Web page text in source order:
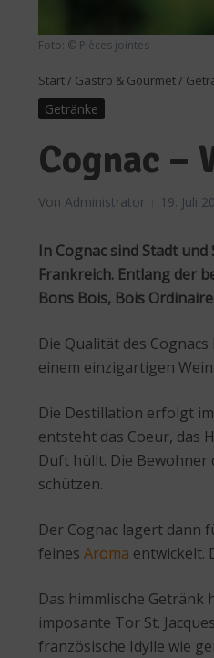
Foto: © Pièces jointes
Start/ Gastro & Gourmet/
Getränke
Cognac –
Von Administrator 19. Juli
In Cognac sind Stadt
Frankreich. Entlang der
Bons Bois, Bois
Die Qualität des
einem einzigartigen
Die Destillation erfolgt
entsteht das Coeur, das
Duft hüllt. Die Bewohner
schützen.
Der Cognac lagert dann
feines Aroma entwickelt.
Das himmlische Getränk
imposante Tor St.
französische Idylle wie